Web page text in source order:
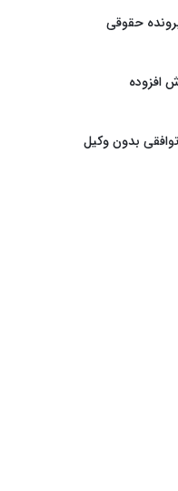
حقوقی
افزوده
بدون وکیل